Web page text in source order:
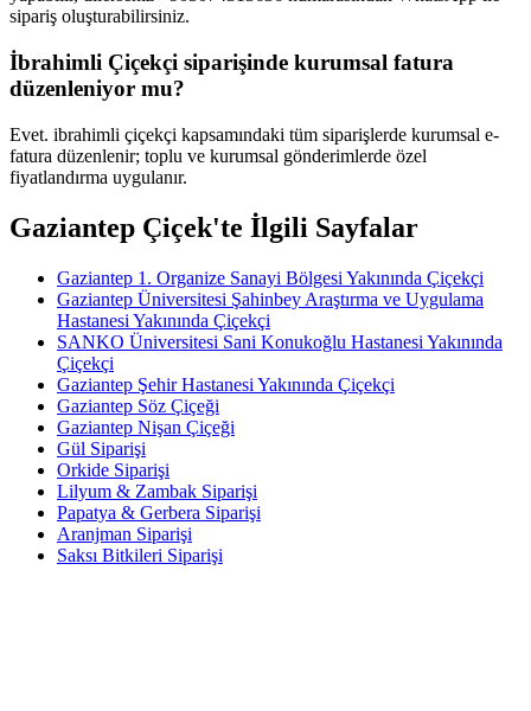
sipariş oluşturabilirsiniz.
İbrahimli Çiçekçi siparişinde kurumsal fatura
düzenleniyor mu?
Evet. ibrahimli çiçekçi kapsamındaki tüm siparişlerde kurumsal e-
fatura düzenlenir; toplu ve kurumsal gönderimlerde özel
fiyatlandırma uygulanır.
Gaziantep Çiçek'te İlgili Sayfalar
Gaziantep 1. Organize Sanayi Bölgesi Yakınında Çiçekçi
Gaziantep Üniversitesi Şahinbey Araştırma ve Uygulama
Hastanesi Yakınında Çiçekçi
SANKO Üniversitesi Sani Konukoğlu Hastanesi Yakınında
Çiçekçi
Gaziantep Şehir Hastanesi Yakınında Çiçekçi
Gaziantep Söz Çiçeği
Gaziantep Nişan Çiçeği
Gül Siparişi
Orkide Siparişi
Lilyum & Zambak Siparişi
Papatya & Gerbera Siparişi
Aranjman Siparişi
Saksı Bitkileri Siparişi